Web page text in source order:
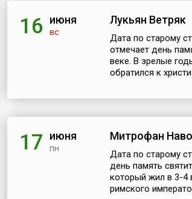
16 июня
вс
Лукьян Ветряк
Дата по старому
отмечает день
веке. В зрелые
обратился к
17 июня
пн
Митрофан
Дата по старому
день память
который жил в 3-4
римского